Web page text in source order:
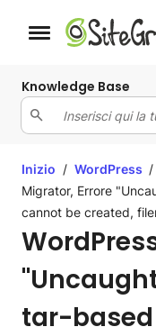
Bottone navigazione da
Knowledge Base
Inizio / WordPress /
Migrator, Errore
cannot be created,
tar-